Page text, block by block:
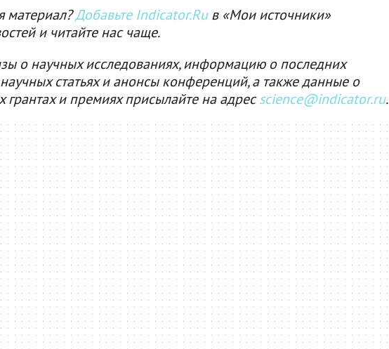
материал?Добавьте Indicator.Ruв «Мои источники»
и читайте нас чаще.
о научных исследованиях, информацию о последних
статьях и анонсы конференций, а также данные о
грантах и премиях присылайте на адресscience@indicator.ru.